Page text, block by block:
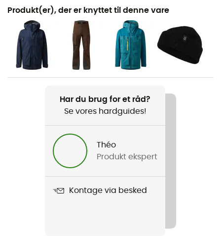
Anbefales til
Ski / Bjergbestigning / Ski / Ski freeride
Køn
Herre
Vægt
Vassi Mid Hood Men
Produkt(er), der er knyttet til denne vare
Har du brug for et råd?
Se vores hardguides!
Théo
Produkt ekspert
Kontage via besked